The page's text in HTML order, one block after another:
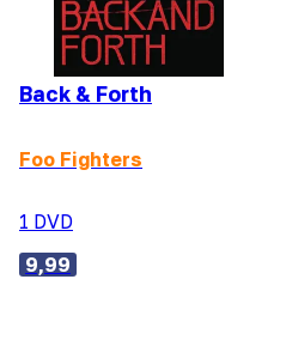
Back & Forth
Foo Fighters
1 DVD
9,99